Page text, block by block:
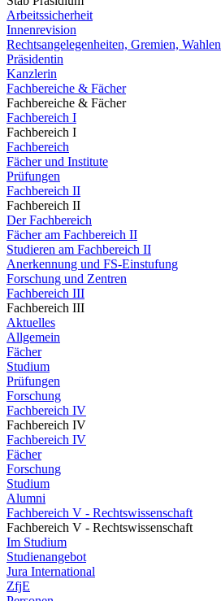
Arbeitssicherheit
Innenrevision
Rechtsangelegenheiten, Gremien, Wahlen
Präsidentin
Kanzlerin
Fachbereiche & Fächer
Fachbereiche & Fächer
Fachbereich I
Fachbereich I
Fachbereich
Fächer und Institute
Prüfungen
Fachbereich II
Fachbereich II
Der Fachbereich
Fächer am Fachbereich II
Studieren am Fachbereich II
Anerkennung und FS-Einstufung
Forschung und Zentren
Fachbereich III
Fachbereich III
Aktuelles
Allgemein
Fächer
Studium
Prüfungen
Forschung
Fachbereich IV
Fachbereich IV
Fachbereich IV
Fächer
Forschung
Studium
Alumni
Fachbereich V - Rechtswissenschaft
Fachbereich V - Rechtswissenschaft
Im Studium
Studienangebot
Jura International
ZfjE